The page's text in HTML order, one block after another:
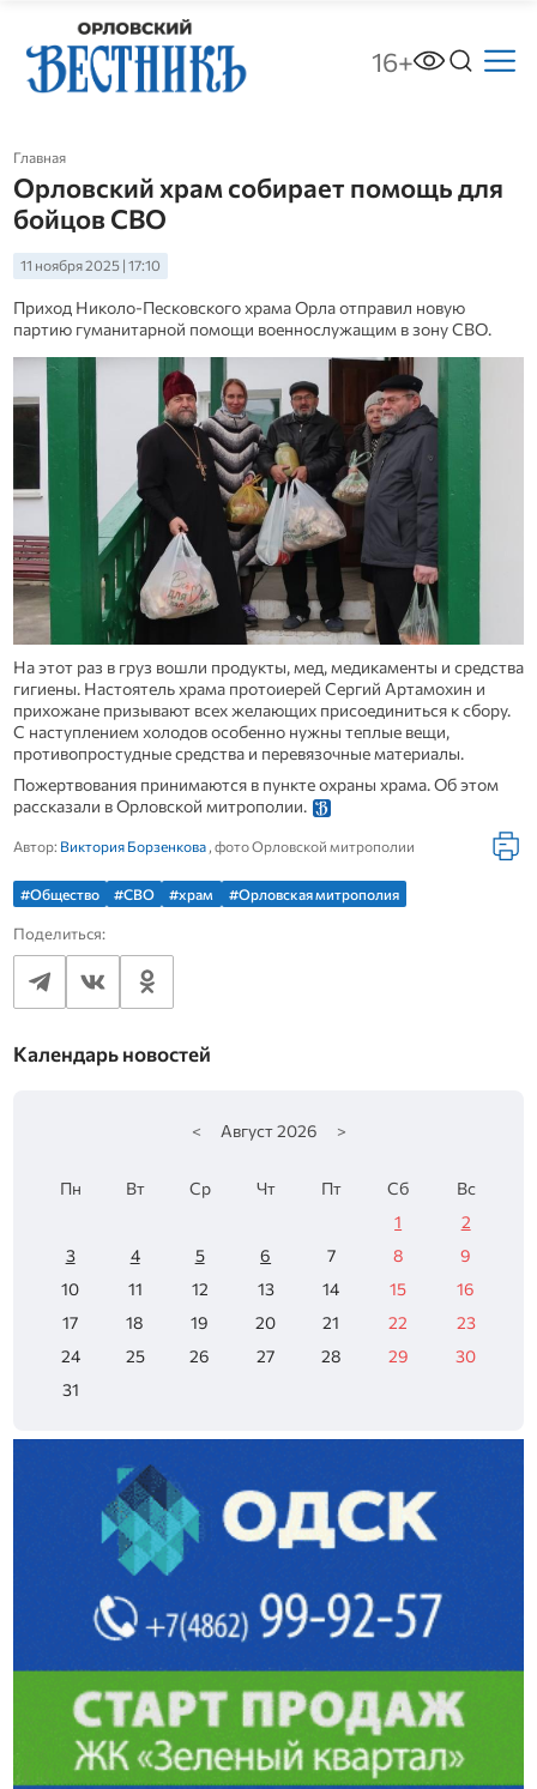
16+
Главная
Орловский храм собирает помощь для
бойцов СВО
11 ноября 2025 | 17:10
Приход Николо-Песковского храма Орла отправил новую
партию гуманитарной помощи военнослужащим в зону СВО.
На этот раз в груз вошли продукты, мед, медикаменты и средства
гигиены. Настоятель храма протоиерей Сергий Артамохин и
прихожане призывают всех желающих присоединиться к сбору.
С наступлением холодов особенно нужны теплые вещи,
противопростудные средства и перевязочные материалы.
Пожертвования принимаются в пункте охраны храма. Об этом
рассказали в Орловской митрополии.
Автор: Виктория Борзенкова, фото Орловской митрополии
#Общество #СВО #храм #Орловская митрополия
Поделиться:
Календарь новостей
< Август 2026 >
Пн Вт Ср Чт Пт Сб
Вс
1
2
3
4 5 6 7 8
9
10
11 12 13 14 15
16
17
18 19 20 21 22
23
24
25 26 27 28 29
30
31